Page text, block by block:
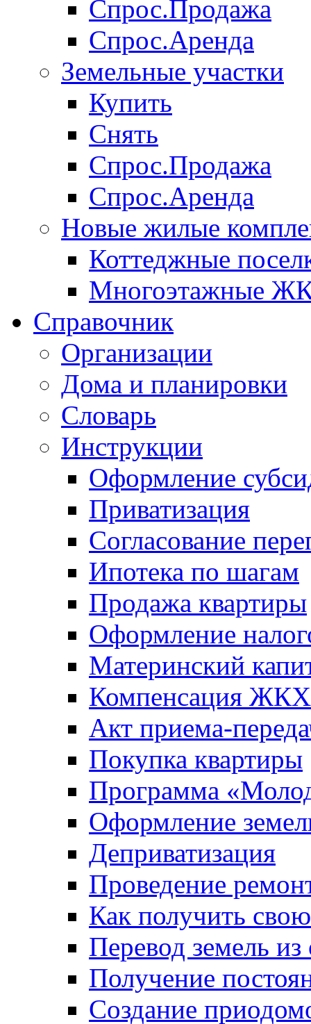
Спрос.Продажа
Спрос.Аренда
Земельные участки
Купить
Снять
Спрос.Продажа
Спрос.Аренда
Новые жилые
Коттеджные
Многоэтажные
Справочник
Организации
Дома и планировки
Словарь
Инструкции
Оформление
Приватизация
Согласование
Ипотека по шагам
Продажа квартиры
Оформление
Материнский
Компенсация ЖКХ
Акт приема-
Покупка квартиры
Программа
Оформление
Деприватизация
Проведение
Как получить
Перевод земель
Получение
Создание